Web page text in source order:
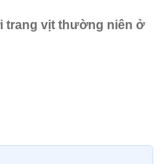
trang vịt thường niên ở